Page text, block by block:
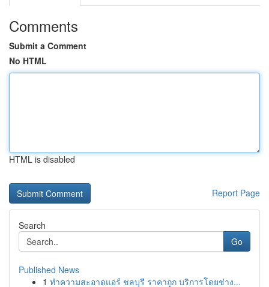
Comments
Submit a Comment
No HTML
HTML is disabled
Report Page
Search
Go
Published News
1 ทำความสะอาดแอร์ ชลบุรี ราคาถูก บริการโดยช่าง...